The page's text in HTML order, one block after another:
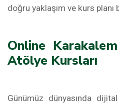
doğru yaklaşım ve kurs planı
Online
Atölye Kursları
Günümüz dünyasında